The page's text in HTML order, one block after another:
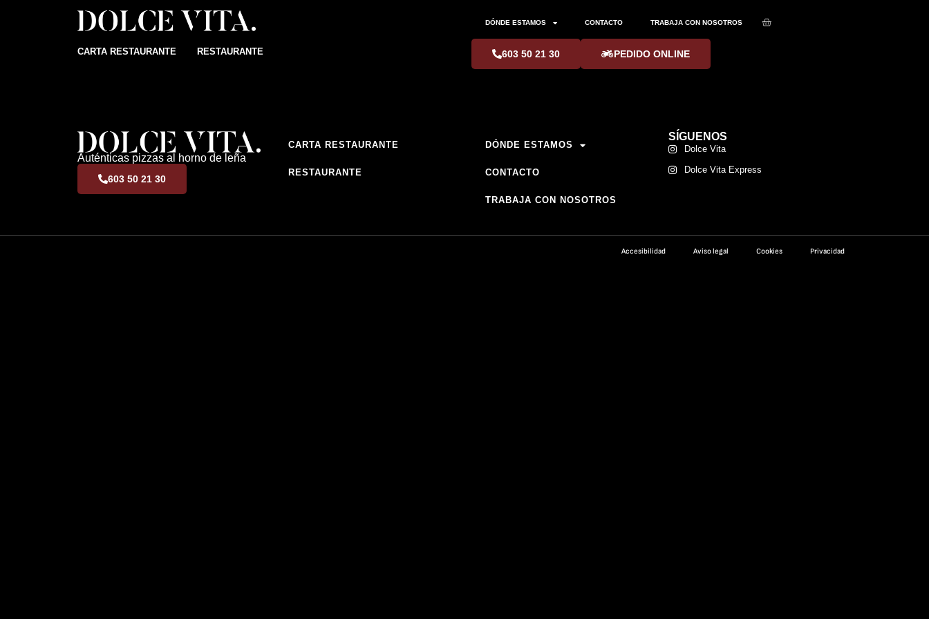
CARTA RESTAURANTE RESTAURANTE
DÓNDE ESTAMOS CONTACTO TRABAJA CON NOSOTROS
603 50 21 30 PEDIDO ONLINE
Auténticas pizzas al horno de leña
603 50 21 30
CARTA RESTAURANTE
RESTAURANTE
DÓNDE ESTAMOS
CONTACTO
TRABAJA CON NOSOTROS
SÍGUENOS
Dolce Vita
Dolce Vita Express
Accesibilidad Aviso legal Cookies Privacidad